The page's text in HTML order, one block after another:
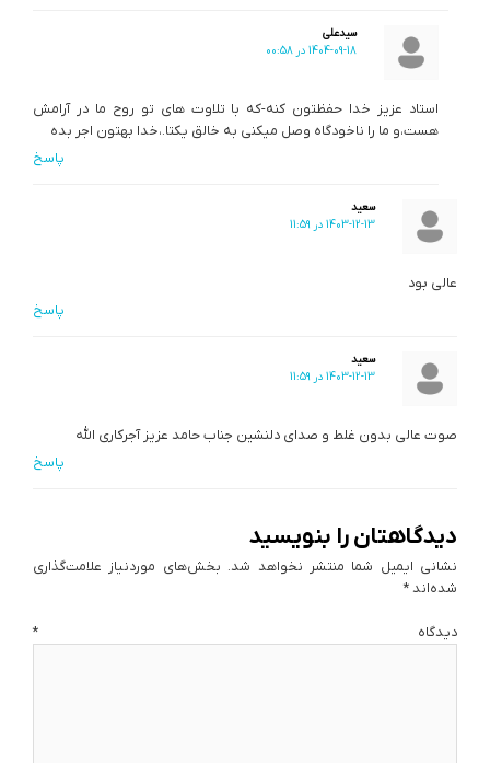
سیدعلی
1404-09-18 در 00:58
استاد عزیز خدا حفظتون کنه-که با تلاوت های تو روح ما در آرامش
هست،و ما را ناخودگاه وصل میکنی به خالق یکتا.،خدا بهتون اجر بده
پاسخ
سعید
1403-12-13 در 11:59
عالی بود
پاسخ
سعید
1403-12-13 در 11:59
صوت عالی بدون غلط و صدای دلنشین جناب حامد عزیز آجرکاری الله
پاسخ
دیدگاهتان را بنویسید
نشانی ایمیل شما منتشر نخواهد شد. بخش‌های موردنیاز علامت‌گذاری
شده‌اند*
دیدگاه *